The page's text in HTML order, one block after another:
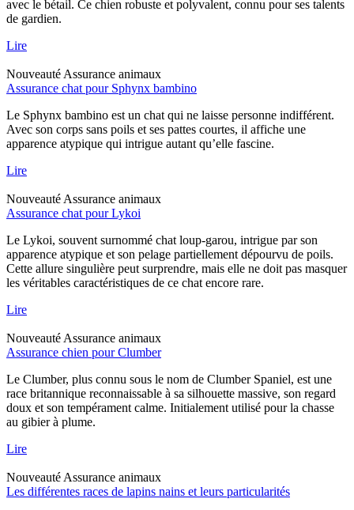
avec le bétail. Ce chien robuste et polyvalent, connu pour ses talents
de gardien.
Lire
Nouveauté Assurance animaux
Assurance chat pour Sphynx bambino
Le Sphynx bambino est un chat qui ne laisse personne indifférent.
Avec son corps sans poils et ses pattes courtes, il affiche une
apparence atypique qui intrigue autant qu’elle fascine.
Lire
Nouveauté Assurance animaux
Assurance chat pour Lykoi
Le Lykoi, souvent surnommé chat loup-garou, intrigue par son
apparence atypique et son pelage partiellement dépourvu de poils.
Cette allure singulière peut surprendre, mais elle ne doit pas masquer
les véritables caractéristiques de ce chat encore rare.
Lire
Nouveauté Assurance animaux
Assurance chien pour Clumber
Le Clumber, plus connu sous le nom de Clumber Spaniel, est une
race britannique reconnaissable à sa silhouette massive, son regard
doux et son tempérament calme. Initialement utilisé pour la chasse
au gibier à plume.
Lire
Nouveauté Assurance animaux
Les différentes races de lapins nains et leurs particularités